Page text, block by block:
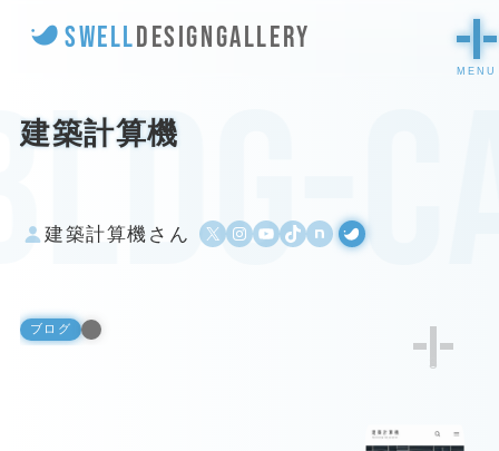
SWELLDESIGNGALLERY
建築計算機
建築計算機さん X Instagram
YouTube
TikTok
500pxWordPress
ブログ
3